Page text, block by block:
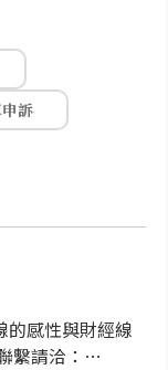
訴
的感性與財經線
繫請洽：